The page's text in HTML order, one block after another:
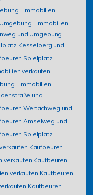
Immobilien
Immobilien
und Umgebung
Kesselberg und
Spielplatz
verkaufen
Immobilien
und
Wertachweg und
Amselweg und
Spielplatz
Kaufbeuren
verkaufen Kaufbeuren
verkaufen Kaufbeuren
Kaufbeuren